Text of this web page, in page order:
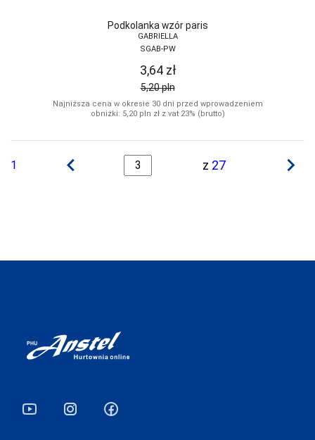
Podkolanka wzór paris
GABRIELLA
SGAB-PW
3,64 zł
5,20pln
Najniższa cena w okresie 30 dni przed wprowadzeniem
obniżki: 5,20 pln zł z vat 23% (brutto)
1 navigate_before z 27 navigate_next